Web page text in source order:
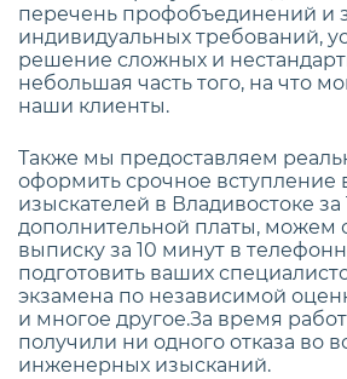
перечень профобъединений и
индивидуальных требований,
решение сложных и
небольшая часть того, на что
наши клиенты.
Также мы предоставляем
оформить срочное вступление
изыскателей в Владивостоке за
дополнительной платы, можем
выписку за 10 минут в
подготовить ваших
экзамена по независимой
и многое другое.За время
получили ни одного отказа во
инженерных изысканий.